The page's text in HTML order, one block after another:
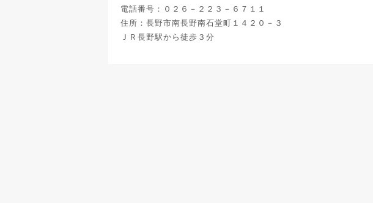
電話番号：０２６－２２３－６７１１
住所：長野市南長野南石堂町１４２０－３
ＪＲ長野駅から徒歩３分